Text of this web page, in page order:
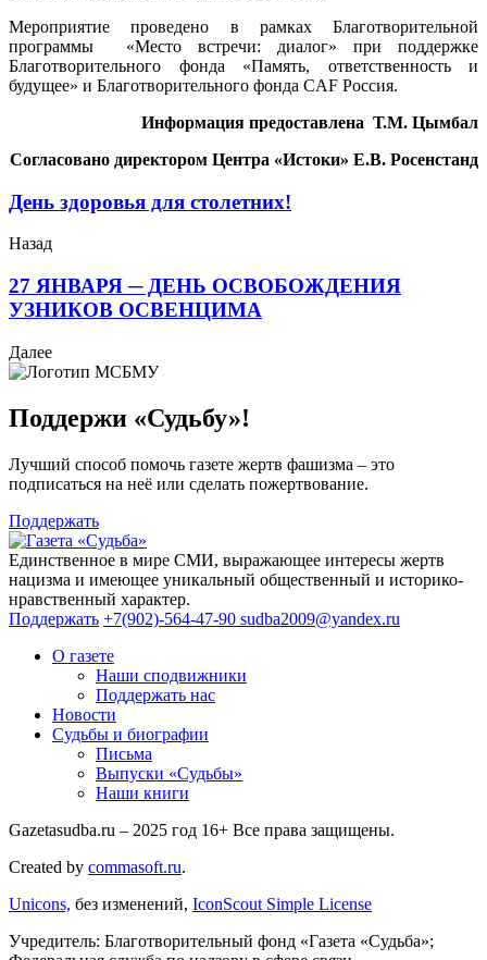
Мероприятие проведено в рамках Благотворительной
программы «Место встречи: диалог» при поддержке
Благотворительного фонда «Память, ответственность и
будущее» и Благотворительного фонда CAF Россия.
Информация предоставлена Т.М. Цымбал
Согласовано директором Центра «Истоки» Е.В. Росенстанд
День здоровья для столетних!
Назад
27 ЯНВАРЯ ─ ДЕНЬ ОСВОБОЖДЕНИЯ
УЗНИКОВ ОСВЕНЦИМА
Далее
Поддержи «Судьбу»!
Лучший способ помочь газете жертв фашизма – это
подписаться на неё или сделать пожертвование.
Поддержать
Единственное в мире СМИ, выражающее интересы жертв
нацизма и имеющее уникальный общественный и историко-
нравственный характер.
Поддержать +7(902)-564-47-90 sudba2009@yandex.ru
О газете
Наши сподвижники
Поддержать нас
Новости
Судьбы и биографии
Письма
Выпуски «Судьбы»
Наши книги
Gazetasudba.ru – 2025 год 16+ Все права защищены.
Created by commasoft.ru.
Unicons, без изменений, IconScout Simple License
Учредитель: Благотворительный фонд «Газета «Судьба»;